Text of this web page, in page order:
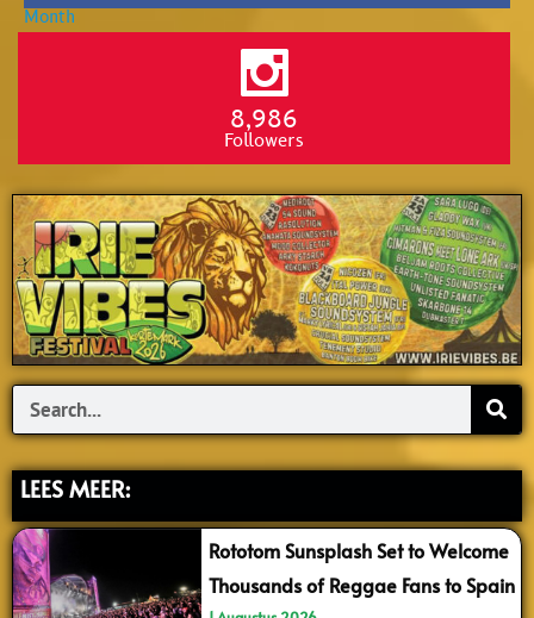
8,986
Followers
Search
LEES MEER:
Rototom Sunsplash Set to Welcome
Thousands of Reggae Fans to Spain